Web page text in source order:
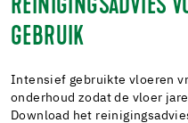
REINIGINGSADVIES
GEBRUIK
Intensief gebruikte vloeren
onderhoud zodat de vloer
Download het